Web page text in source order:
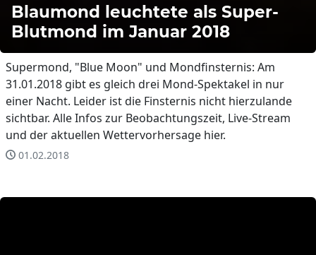
Blaumond leuchtete als Super-
Blutmond im Januar 2018
Supermond, "Blue Moon" und Mondfinsternis: Am
31.01.2018 gibt es gleich drei Mond-Spektakel in nur
einer Nacht. Leider ist die Finsternis nicht hierzulande
sichtbar. Alle Infos zur Beobachtungszeit, Live-Stream
und der aktuellen Wettervorhersage hier.
01.02.2018